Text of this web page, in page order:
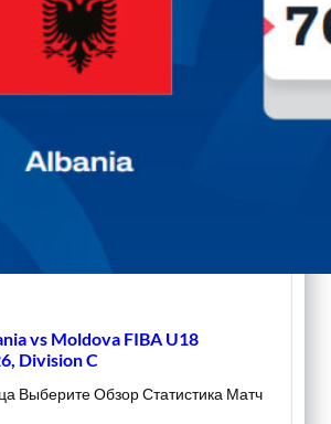
vs Moldova FIBA U18
Division C
Выберите Обзор Статистика Матч